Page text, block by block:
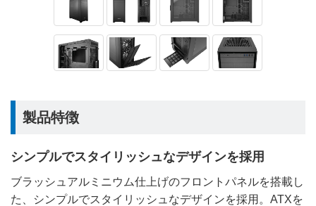
製品特徴
シンプルでスタイリッシュなデザインを採用
ブラッシュアルミニウム仕上げのフロントパネルを搭載し
た、シンプルでスタイリッシュなデザインを採用。ATXを